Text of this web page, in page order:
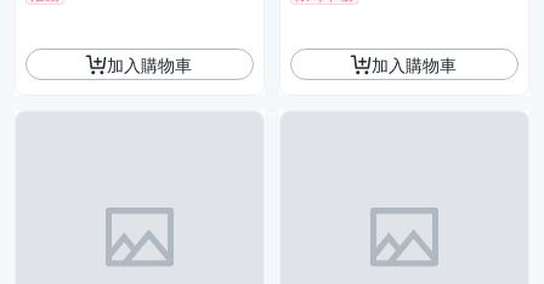
加入購物車 加入購物車